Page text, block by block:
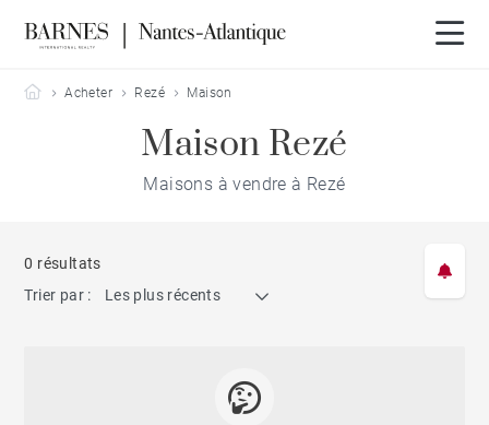
Barnes Nantes-Atlantique
Acheter Rezé Maison
Maison Rezé
Maisons à vendre à Rezé
0 résultats
Trier par :
Les plus récents